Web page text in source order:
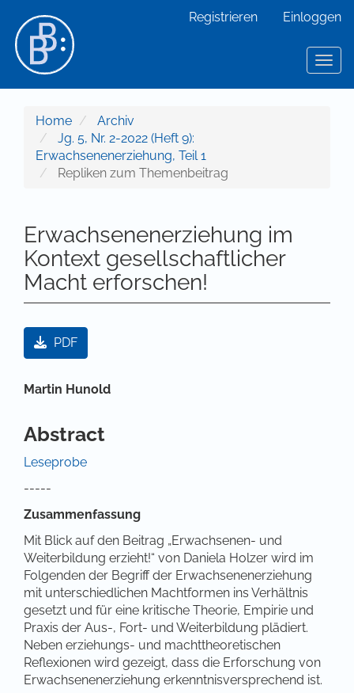
Hauptinhalt
Sidebar
Registrieren Einloggen
Home
Archiv
Jg. 5, Nr. 2-2022 (Heft 9):
Erwachsenenerziehung, Teil 1
Repliken zum Themenbeitrag
Erwachsenenerziehung im
Kontext gesellschaftlicher
Macht erforschen!
Artikel-Sidebar
PDF
Hauptsächlicher Artikelinhalt
Martin Hunold
Abstract
Leseprobe
-----
Zusammenfassung
Mit Blick auf den Beitrag „Erwachsenen- und
Weiterbildung erzieht!“ von Daniela Holzer wird im
Folgenden der Begriff der Erwachsenenerziehung
mit unterschiedlichen Machtformen ins Verhältnis
gesetzt und für eine kritische Theorie, Empirie und
Praxis der Aus-, Fort- und Weiterbildung plädiert.
Neben erziehungs- und machttheoretischen
Reflexionen wird gezeigt, dass die Erforschung von
Erwachsenenerziehung erkenntnisversprechend ist.